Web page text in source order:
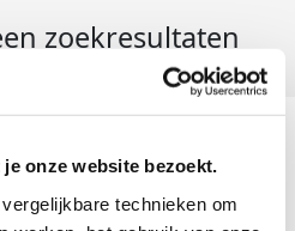
onze website bezoekt.
technieken om
zoekresultaten